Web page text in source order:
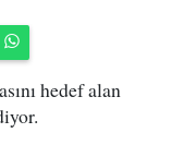
hedef alan